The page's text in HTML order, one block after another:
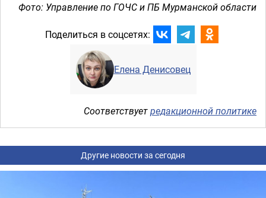
Фото: Управление по ГОЧС и ПБ Мурманской области
Поделиться в соцсетях:
Елена Денисовец
Соответствуетредакционной политике
Другие новости за сегодня